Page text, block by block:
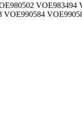
VOE983494
VOE990584